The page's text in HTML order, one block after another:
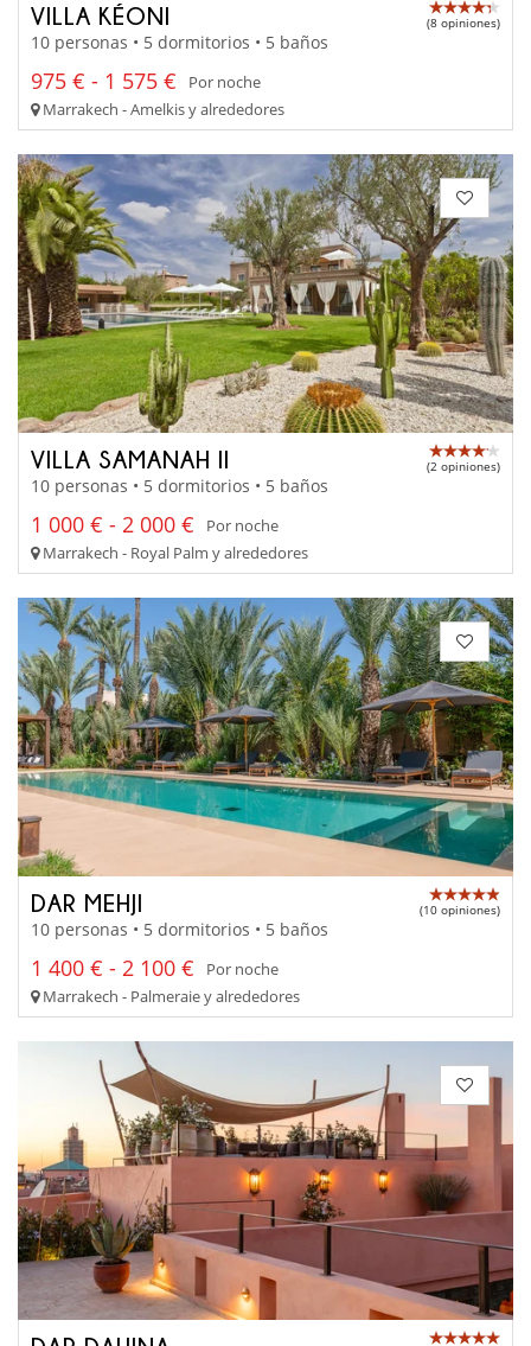
VILLA KÉONI (8 opiniones)
10 personas • 5 dormitorios • 5 baños
975 € - 1 575 €
Por noche
Marrakech - Amelkis y alrededores
VILLA SAMANAH II (2 opiniones)
10 personas • 5 dormitorios • 5 baños
1 000 € - 2 000 €
Por noche
Marrakech - Royal Palm y alrededores
DAR MEHJI (10 opiniones)
10 personas • 5 dormitorios • 5 baños
1 400 € - 2 100 €
Por noche
Marrakech - Palmeraie y alrededores